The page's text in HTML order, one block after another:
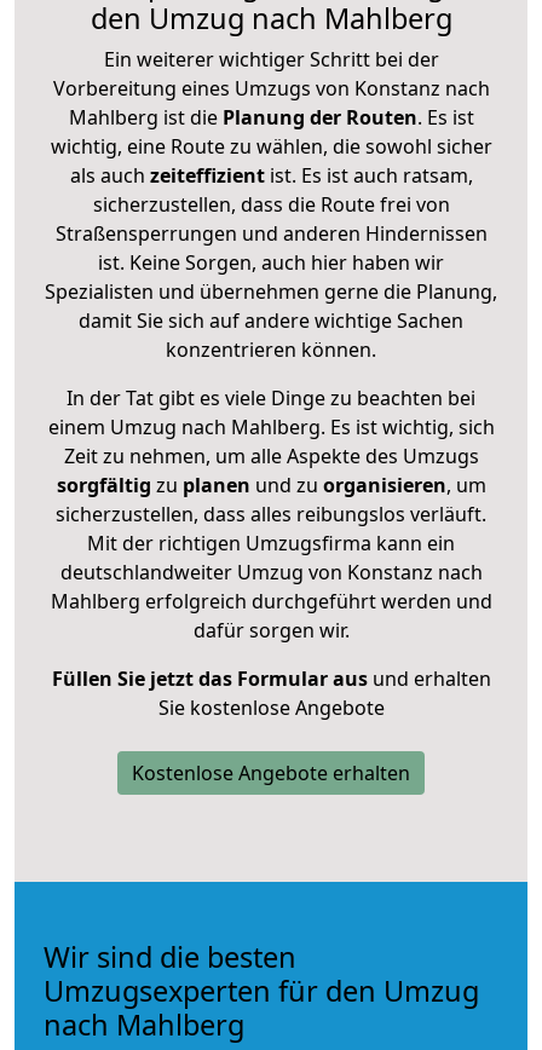
den Umzug nach Mahlberg
Ein weiterer wichtiger Schritt bei der
Vorbereitung eines Umzugs von Konstanz nach
Mahlberg ist diePlanung der Routen. Es ist
wichtig, eine Route zu wählen, die sowohl sicher
als auch zeiteffizientist. Es ist auch ratsam,
sicherzustellen, dass die Route frei von
Straßensperrungen und anderen Hindernissen
ist. Keine Sorgen, auch hier haben wir
Spezialisten und übernehmen gerne die Planung,
damit Sie sich auf andere wichtige Sachen
konzentrieren können.
In der Tat gibt es viele Dinge zu beachten bei
einem Umzug nach Mahlberg. Es ist wichtig, sich
Zeit zu nehmen, um alle Aspekte des Umzugs
sorgfältig zu planen und zu organisieren, um
sicherzustellen, dass alles reibungslos verläuft.
Mit der richtigen Umzugsfirma kann ein
deutschlandweiter Umzug von Konstanz nach
Mahlberg erfolgreich durchgeführt werden und
dafür sorgen wir.
Füllen Sie jetzt das Formular ausund erhalten
Sie kostenlose Angebote
Kostenlose Angebote erhalten
Wir sind die besten
Umzugsexperten für den Umzug
nach Mahlberg